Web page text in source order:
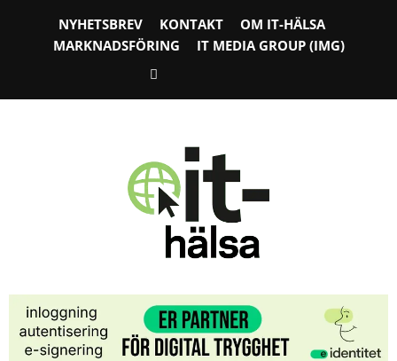
NYHETSBREV KONTAKT
OM IT-HÄLSA
MARKNADSFÖRING
IT MEDIA GROUP (IMG)